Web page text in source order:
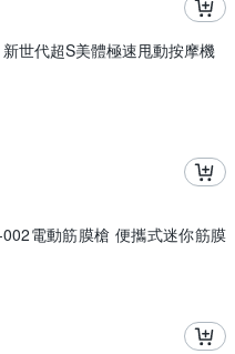
世代超S美體極速甩動按摩機
002電動筋膜槍 便攜式迷你筋膜